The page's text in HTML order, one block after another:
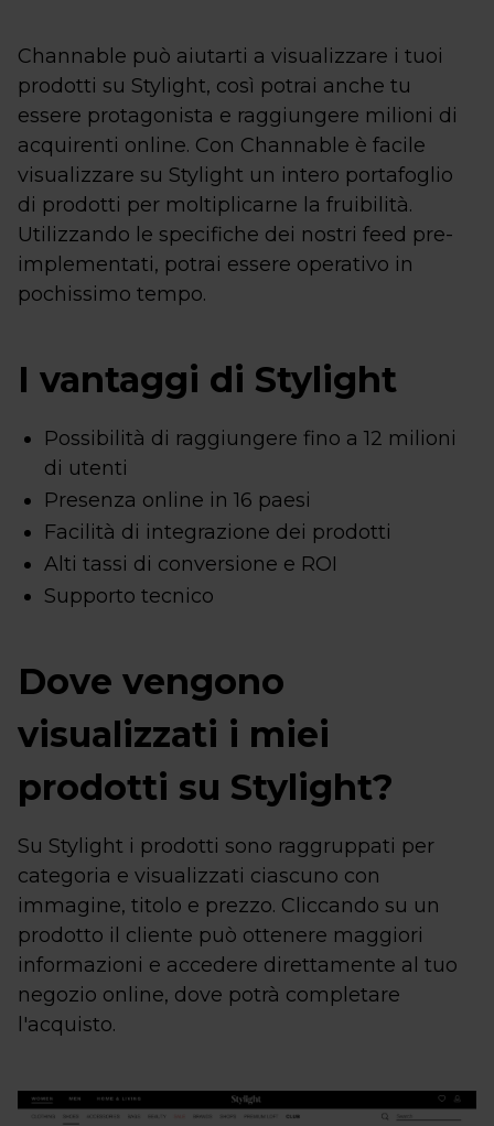
Channable può aiutarti a visualizzare i tuoi
prodotti su Stylight, così potrai anche tu
essere protagonista e raggiungere milioni di
acquirenti online. Con Channable è facile
visualizzare su Stylight un intero portafoglio
di prodotti per moltiplicarne la fruibilità.
Utilizzando le specifiche dei nostri feed pre-
implementati, potrai essere operativo in
pochissimo tempo.
I vantaggi di Stylight
Possibilità di raggiungere fino a 12 milioni
di utenti
Presenza online in 16 paesi
Facilità di integrazione dei prodotti
Alti tassi di conversione e ROI
Supporto tecnico
Dove vengono
visualizzati i miei
prodotti su Stylight?
Su Stylight i prodotti sono raggruppati per
categoria e visualizzati ciascuno con
immagine, titolo e prezzo. Cliccando su un
prodotto il cliente può ottenere maggiori
informazioni e accedere direttamente al tuo
negozio online, dove potrà completare
l'acquisto.